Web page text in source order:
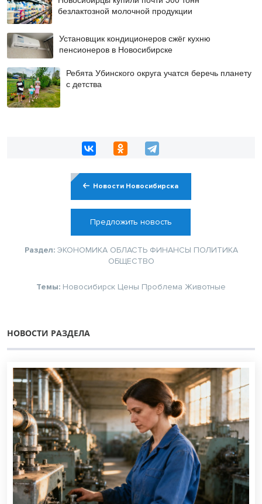
безлактозной молочной продукции
Установщик кондиционеров сжёг кухню
пенсионеров в Новосибирске
Ребята Убинского округа учатся беречь планету
с детства
Новости Новосибирска
Предложить новость
Раздел: ЭКОНОМИКА ОБЛАСТЬ ФИНАНСЫ ПОЛИТИКА
ОБЩЕСТВО
Темы: Новосибирск Цены Проблема Животные
НОВОСТИ РАЗДЕЛА